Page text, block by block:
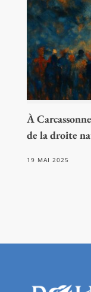
À
de la droite
19 MAI 2025